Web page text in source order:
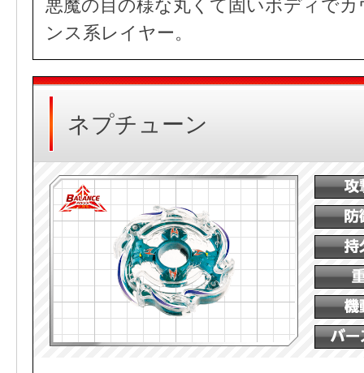
悪魔の目の様な丸くて固いボディで
ンス系レイヤー。
ネプチューン